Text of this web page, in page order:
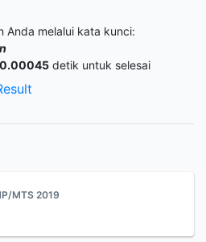
Anda melalui kata kunci:
0.00045 detik untuk selesai
MTS 2019